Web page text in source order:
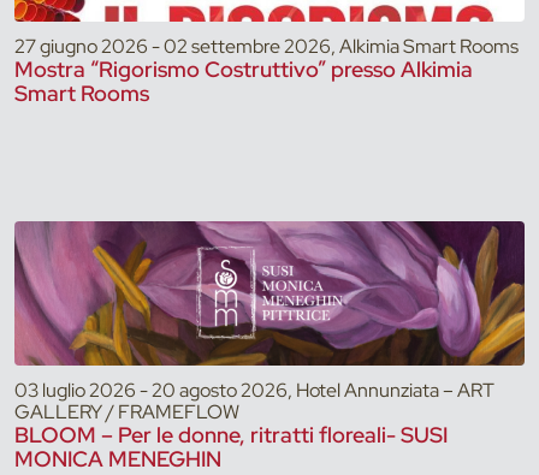
27 giugno 2026 - 02 settembre 2026, Alkimia Smart Rooms
Mostra “Rigorismo Costruttivo” presso Alkimia
Smart Rooms
03 luglio 2026 - 20 agosto 2026, Hotel Annunziata – ART
GALLERY / FRAMEFLOW
BLOOM – Per le donne, ritratti floreali- SUSI
MONICA MENEGHIN